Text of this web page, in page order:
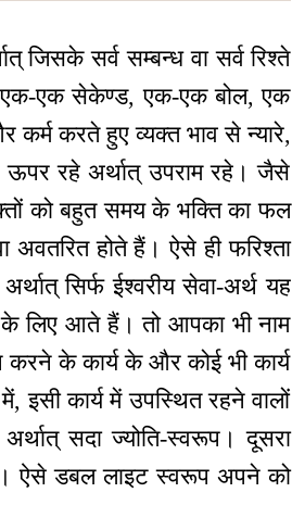
जिसके सर्व सम्बन्ध वा सर्व रिश्ते
एक-एक सेकेण्ड, एक-एक बोल, एक
करते हुए व्यक्त भाव से न्यारे,
ऊपर रहे अर्थात् उपराम रहे। जैसे
को बहुत समय के भक्ति का फल
अवतरित होते हैं। ऐसे ही फरिश्ता
सिर्फ ईश्वरीय सेवा-अर्थ यह
के लिए आते हैं। तो आपका भी नाम
करने के कार्य के और कोई भी कार्य
इसी कार्य में उपस्थित रहने वालों
सदा ज्योति-स्वरूप। दूसरा
ऐसे डबल लाइट स्वरूप अपने को